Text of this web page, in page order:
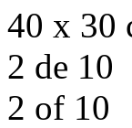
40 x 30
2 de 10
2 of 10